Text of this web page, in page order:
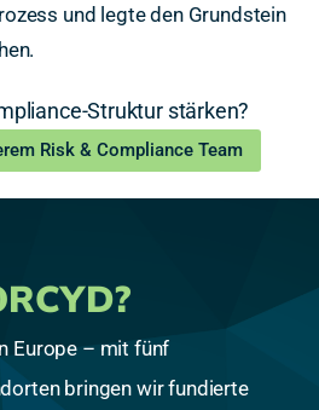
und legte den Grundstein
Struktur stärken?
Risk & Compliance Team
Europe – mit fünf
bringen wir fundierte